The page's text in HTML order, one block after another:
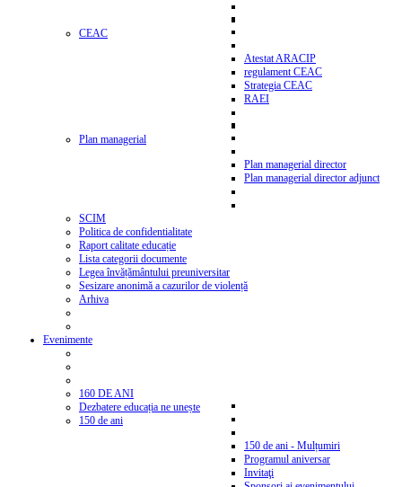
CEAC
Atestat ARACIP
regulament CEAC
Strategia CEAC
RAEI
Plan managerial
Plan managerial director
Plan managerial director adjunct
SCIM
Politica de confidentialitate
Raport calitate educație
Lista categorii documente
Legea învățământului preuniversitar
Sesizare anonimă a cazurilor de violență
Arhiva
Evenimente
160 DE ANI
Dezbatere educația ne unește
150 de ani
150 de ani - Mulțumiri
Programul aniversar
Invitaţi